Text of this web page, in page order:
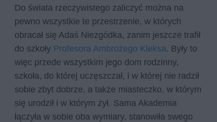
Do świata rzeczywistego zaliczyć można na
pewno wszystkie te przestrzenie, w których
obracał się Adaś Niezgódka, zanim jeszcze trafił
do szkoły Profesora Ambrożego Kleksa. Były to
więc przede wszystkim jego dom rodzinny,
szkoła, do której uczęszczał, i w której nie radził
sobie zbyt dobrze, a także miasteczko, w którym
się urodził i w którym żył. Sama Akademia
łączyła w sobie oba wymiary, stanowiła swego